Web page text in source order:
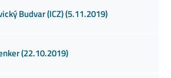
Budvar (ICZ) (5.11.2019)
(22.10.2019)